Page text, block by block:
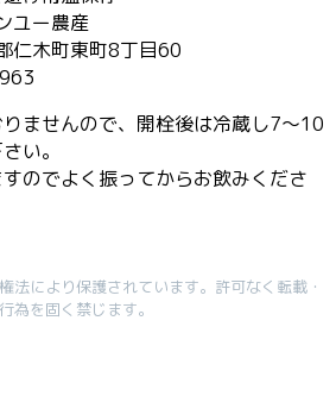
ユー農産
仁木町東町8丁目60
ませんので、開栓後は冷蔵し7～10
い。
のでよく振ってからお飲みくださ
法により保護されています。許可なく転載・
為を固く禁じます。